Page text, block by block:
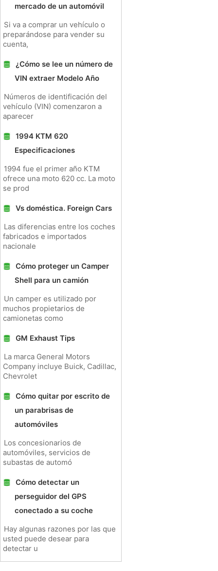
mercado de un automóvil
Si va a comprar un vehículo o
preparándose para vender su
cuenta,
¿Cómo se lee un número de
VIN extraer Modelo Año
Números de identificación del
vehículo (VIN) comenzaron a
aparecer
1994 KTM 620
Especificaciones
1994 fue el primer año KTM
ofrece una moto 620 cc. La moto
se prod
Vs doméstica. Foreign Cars
Las diferencias entre los coches
fabricados e importados
nacionale
Cómo proteger un Camper
Shell para un camión
Un camper es utilizado por
muchos propietarios de
camionetas como
GM Exhaust Tips
La marca General Motors
Company incluye Buick, Cadillac,
Chevrolet
Cómo quitar por escrito de
un parabrisas de
automóviles
Los concesionarios de
automóviles, servicios de
subastas de automó
Cómo detectar un
perseguidor del GPS
conectado a su coche
Hay algunas razones por las que
usted puede desear para
detectar u